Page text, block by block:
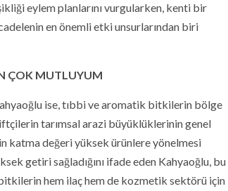
eylem planlarını vurgularken, kenti bir
en önemli etki unsurlarından biri
ÇOK MUTLUYUM
ise, tıbbi ve aromatik bitkilerin bölge
tarımsal arazi büyüklüklerinin genel
katma değeri yüksek ürünlere yönelmesi
getiri sağladığını ifade eden Kahyaoğlu, bu
hem ilaç hem de kozmetik sektörü için